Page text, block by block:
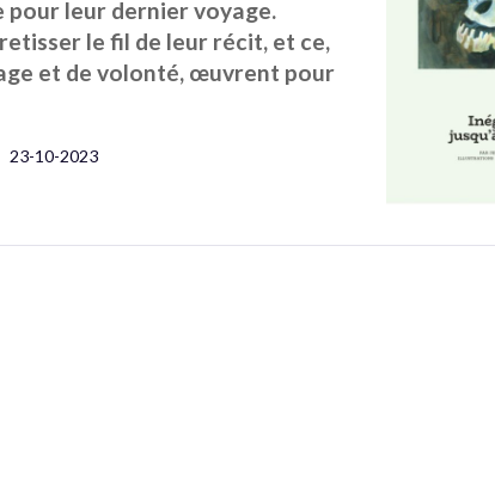
pour leur dernier voyage.
le fil de leur récit, et ce,
et de volonté, œuvrent pour
23-10-2023